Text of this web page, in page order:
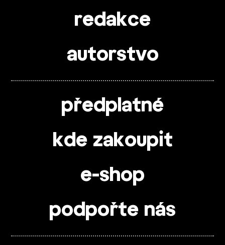
redakce
autorstvo
předplatné
kde zakoupit
e-shop
podpořte nás